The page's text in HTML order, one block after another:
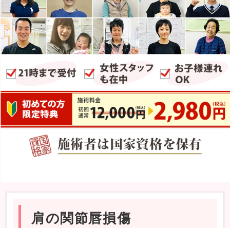
肩の関節唇損傷